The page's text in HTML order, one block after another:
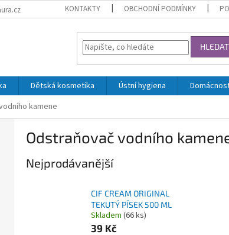
KONTAKTY OBCHODNÍ PODMÍNKY
HLEDAT
Dětská kosmetika Ústní hygiena
kamene
Odstraňovač vodního
Nejprodávanější
CIF CREAM ORIGINAL
TEKUTÝ PÍSEK 500 ML
Skladem (66 ks)
39 Kč